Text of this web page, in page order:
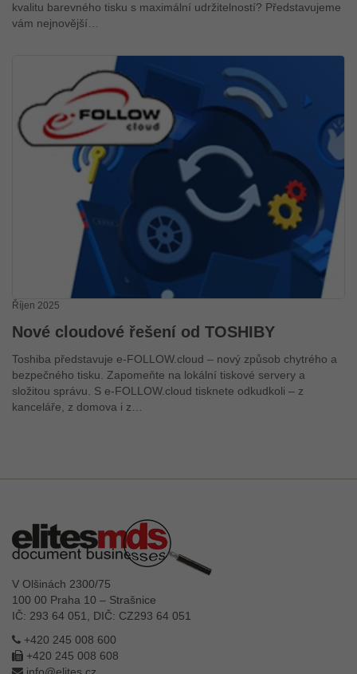
kvalitu barevného tisku s maximální udržitelností? Představujeme
vám nejnovější…
Říjen 2025
Nové cloudové řešení od TOSHIBY
Toshiba představuje e-FOLLOW.cloud – nový způsob chytrého a
bezpečného tisku. Zapomeňte na lokální tiskové servery a
složitou správu. S e-FOLLOW.cloud tisknete odkudkoli – z
kanceláře, z domova i z…
V Olšinách 2300/75
100 00 Praha 10 – Strašnice
IČ: 293 64 051, DIČ: CZ293 64 051
+420 245 008 600
+420 245 008 608